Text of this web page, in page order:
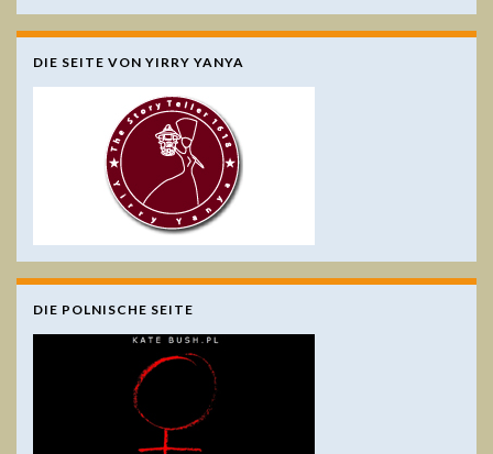
DIE SEITE VON YIRRY YANYA
DIE POLNISCHE SEITE